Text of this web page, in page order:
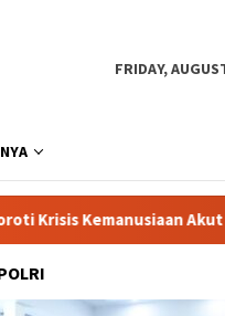
FRIDAY,
Akut dan